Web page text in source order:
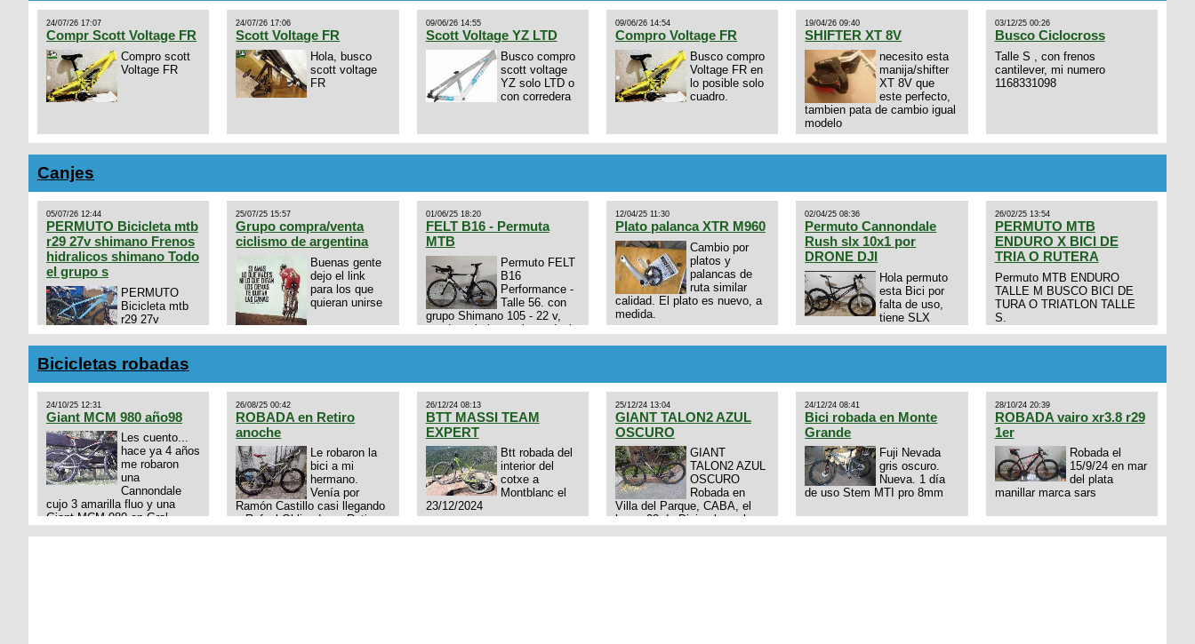
24/07/26 17:07
Compr Scott Voltage FR
Compro scott
Voltage FR
24/07/26 17:06
Scott Voltage FR
Hola, busco
scott voltage
FR
09/06/26 14:55
Scott Voltage YZ LTD
Busco compro
scott voltage
YZ solo LTD o
con corredera
09/06/26 14:54
Compro Voltage FR
Busco compro
Voltage FR en
lo posible solo
cuadro.
19/04/26 09:40
SHIFTER XT 8V
necesito esta
manija/shifter
XT 8V que
este perfecto,
tambien pata de cambio igual
modelo
03/12/25 00:26
Busco Ciclocross
Talle S , con frenos
cantilever, mi numero
1168331098
Canjes
05/07/26 12:44
PERMUTO Bicicleta mtb
r29 27v shimano Frenos
hidralicos shimano Todo
el grupo s
PERMUTO
Bicicleta mtb
r29 27v
shimano
Frenos hidralicos shimano
Todo el grupo shimano Talle
s/m Permuto x pistera o ruta
talle s o m.
25/07/25 15:57
Grupo compra/venta
ciclismo de argentina
Buenas gente
dejo el link
para los que
quieran unirse
https://chat.whatsapp.com/E4N9zhVk9wHFFzK7T345Kn?
mode=ac_t
01/06/25 18:20
FELT B16 - Permuta
MTB
Permuto FELT
B16
Performance -
Talle 56. con
grupo Shimano 105 - 22 v,
cuadro: triatlon carbono dual
12/04/25 11:30
Plato palanca XTR M960
Cambio por
platos y
palancas de
ruta similar
calidad. El plato es nuevo, a
medida.
02/04/25 08:36
Permuto Cannondale
Rush slx 10x1 por
DRONE DJI
Hola permuto
esta Bici por
falta de uso,
tiene SLX
Horquilla Axon tope de gama
por drone de la marca Dji, les
interesa 3434568861 saludos
26/02/25 13:54
PERMUTO MTB
ENDURO X BICI DE
TRIA O RUTERA
Permuto MTB ENDURO
TALLE M BUSCO BICI DE
TURA O TRIATLON TALLE
S.
Bicicletas robadas
24/10/25 12:31
Giant MCM 980 año98
Les cuento...
hace ya 4 años
me robaron
una
Cannondale
cujo 3 amarilla fluo y una
Giant MCM 980 en Gral
26/08/25 00:42
ROBADA en Retiro
anoche
Le robaron la
bici a mi
hermano.
Venía por
Ramón Castillo casi llegando
a Rafael Obligado en Retiro
26/12/24 08:13
BTT MASSI TEAM
EXPERT
Btt robada del
interior del
cotxe a
Montblanc el
23/12/2024
25/12/24 13:04
GIANT TALON2 AZUL
OSCURO
GIANT
TALON2 AZUL
OSCURO
Robada en
Villa del Parque, CABA, el
lunes 23 de Diciembre a las
24/12/24 08:41
Bici robada en Monte
Grande
Fuji Nevada
gris oscuro.
Nueva. 1 día
de uso Stem MTI pro 8mm
28/10/24 20:39
ROBADA vairo xr3.8 r29
1er
Robada el
15/9/24 en mar
del plata
manillar marca sars